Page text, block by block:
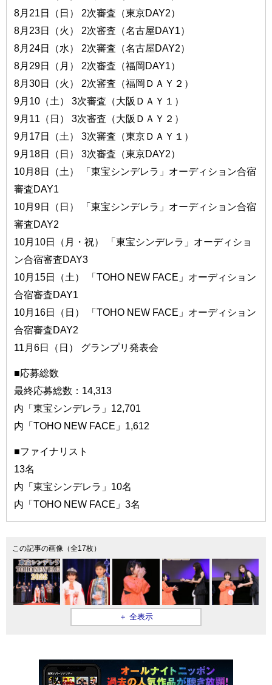
8月21日（日） 2次審査（東京DAY2）
8月23日（火） 2次審査（名古屋DAY1）
8月24日（水） 2次審査（名古屋DAY2）
8月29日（月） 2次審査（福岡DAY1）
8月30日（火） 2次審査（福岡ＤＡＹ２）
9月10（土） 3次審査（大阪ＤＡＹ１）
9月11（日） 3次審査（大阪ＤＡＹ２）
9月17日（土） 3次審査（東京ＤＡＹ１）
9月18日（日） 3次審査（東京DAY2）
10月8日（土） 「東宝シンデレラ」オーディション合宿
審査DAY1
10月9日（日） 「東宝シンデレラ」オーディション合宿
審査DAY2
10月10日（月・祝） 「東宝シンデレラ」オーディショ
ン合宿審査DAY3
10月15日（土） 「TOHO NEW FACE」オーディション
合宿審査DAY1
10月16日（日） 「TOHO NEW FACE」オーディション
合宿審査DAY2
11月6日（日） グランプリ発表会
■応募総数
最終応募総数：14,313
内「東宝シンデレラ」12,701
内「TOHO NEW FACE」1,612
■ファイナリスト
13名
内「東宝シンデレラ」10名
内「TOHO NEW FACE」3名
この記事の画像（全17枚）
＋ 全表示